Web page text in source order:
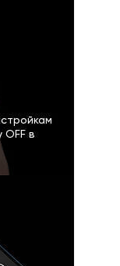
OFF в